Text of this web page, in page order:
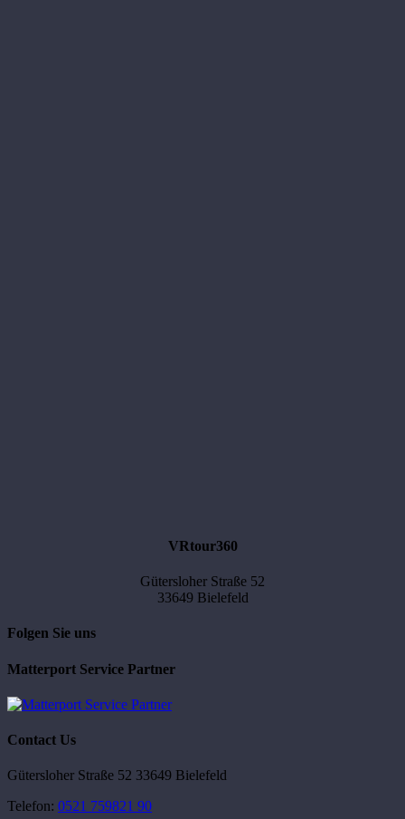
VRtour360
Gütersloher Straße 52
33649 Bielefeld
Folgen Sie uns
Matterport Service Partner
Contact Us
Gütersloher Straße 52 33649 Bielefeld
Telefon: 0521 759821 90